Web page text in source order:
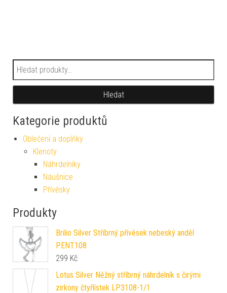
Hledat:
Hledat
Kategorie produktů
Oblečení a doplňky
Klenoty
Náhrdelníky
Náušnice
Přívěsky
Produkty
Brilio Silver Stříbrný přívěsek nebeský anděl
PENT108
299 Kč
Lotus Silver Něžný stříbrný náhrdelník s čirými
zirkony čtyřlístek LP3108-1/1